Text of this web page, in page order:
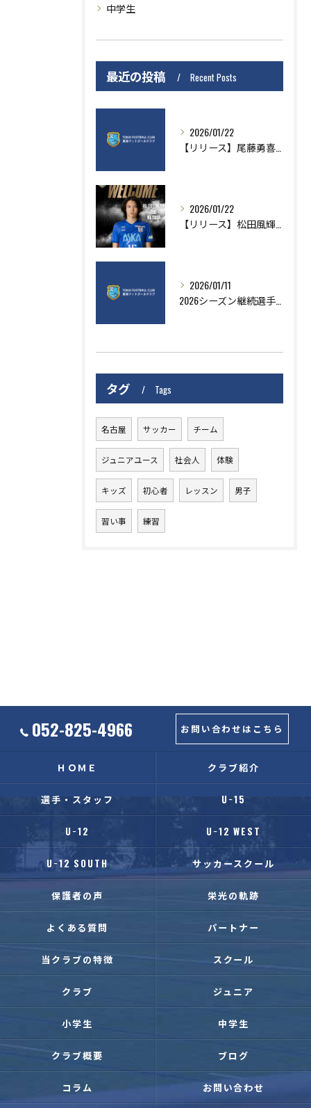
中学生
最近の投稿 Recent Posts
2026/01/22
2026/01/22
2026/01/11
タグ Tags
名古屋 サッカー チーム
ジュニアユース 社会人 体験
キッズ 初心者 レッスン 男子
習い事 練習
052-825-4966 お問い合わせはこちら
ＨＯＭＥ クラブ紹介
選手・スタッフ U−15
U−12 U−12 WEST
U−12 SOUTH サッカースクール
保護者の声 栄光の軌跡
よくある質問 パートナー
当クラブの特徴 スクール
クラブ ジュニア
小学生 中学生
クラブ概要 ブログ
コラム お問い合わせ